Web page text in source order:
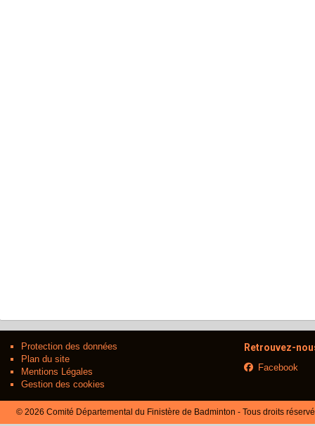
Protection des données
Plan du site
Mentions Légales
Gestion des cookies
Retrouvez-
Facebook
© 2026 Comité Départemental du Finistère de Badminton - Tous droits